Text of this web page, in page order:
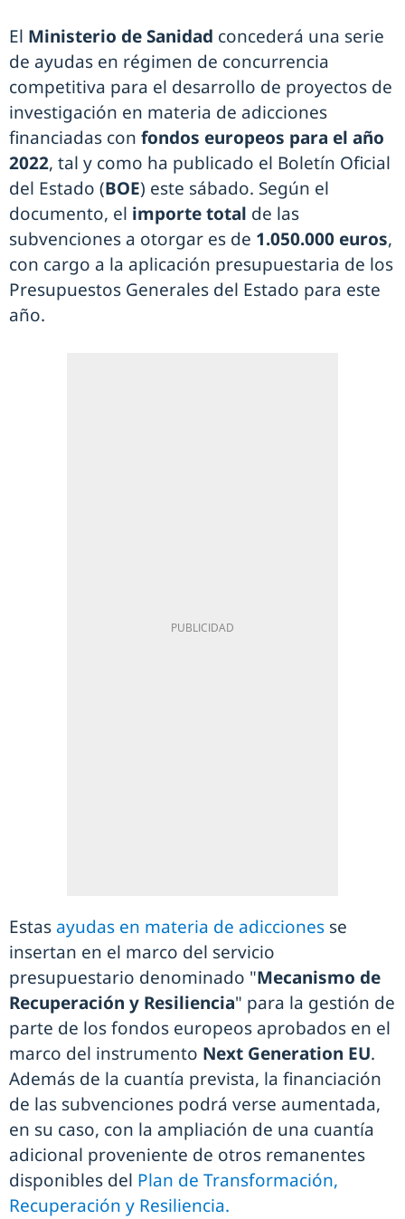
El Ministerio de Sanidad concederá una serie
de ayudas en régimen de concurrencia
competitiva para el desarrollo de proyectos de
investigación en materia de adicciones
financiadas con fondos europeos para el año
2022, tal y como ha publicado el Boletín Oficial
del Estado (BOE) este sábado. Según el
documento, el importe total de las
subvenciones a otorgar es de 1.050.000 euros,
con cargo a la aplicación presupuestaria de los
Presupuestos Generales del Estado para este
año.
Estas ayudas en materia de adicciones se
insertan en el marco del servicio
presupuestario denominado "Mecanismo de
Recuperación y Resiliencia" para la gestión de
parte de los fondos europeos aprobados en el
marco del instrumento Next Generation EU.
Además de la cuantía prevista, la financiación
de las subvenciones podrá verse aumentada,
en su caso, con la ampliación de una cuantía
adicional proveniente de otros remanentes
disponibles del Plan de Transformación,
Recuperación y Resiliencia.